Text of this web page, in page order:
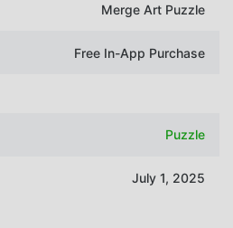
Merge Art Puzzle
Free In-App Purchase
Puzzle
July 1, 2025